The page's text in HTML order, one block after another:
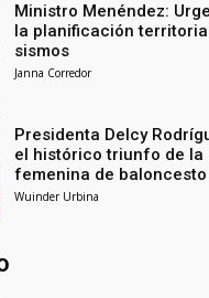
Ministro Menéndez:
la planificación
sismos
Janna Corredor
Presidenta Delcy
el histórico triunfo de la
femenina de baloncesto
Wuinder Urbina